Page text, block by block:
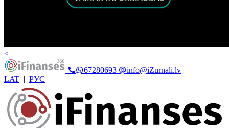
<
67280693
info@iZurnali.lv
LAT | РУС